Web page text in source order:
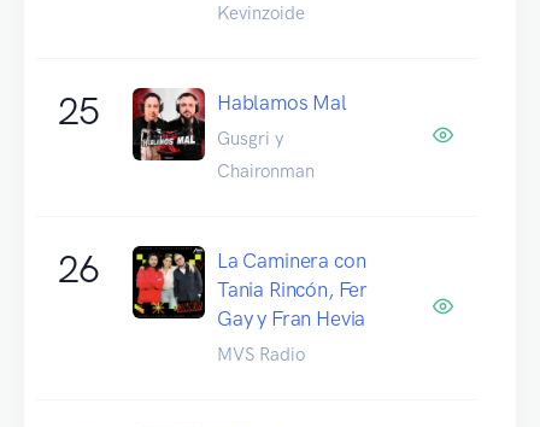
Kevinzoide
25 Hablamos Mal
Gusgri y
Chaironman
26
La Caminera con
Tania Rincón, Fer
Gay y Fran Hevia
MVS Radio